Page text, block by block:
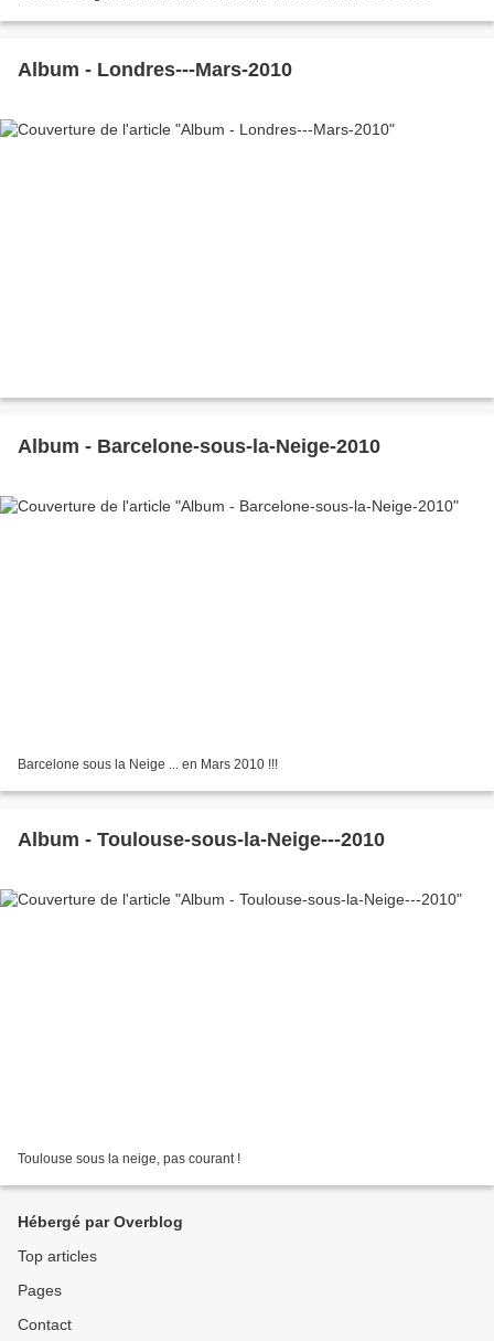
Album - Londres---Mars-2010
Album - Barcelone-sous-la-Neige-2010
Barcelone sous la Neige ... en Mars 2010 !!!
Album - Toulouse-sous-la-Neige---2010
Toulouse sous la neige, pas courant !
Hébergé par Overblog
Top articles
Pages
Contact